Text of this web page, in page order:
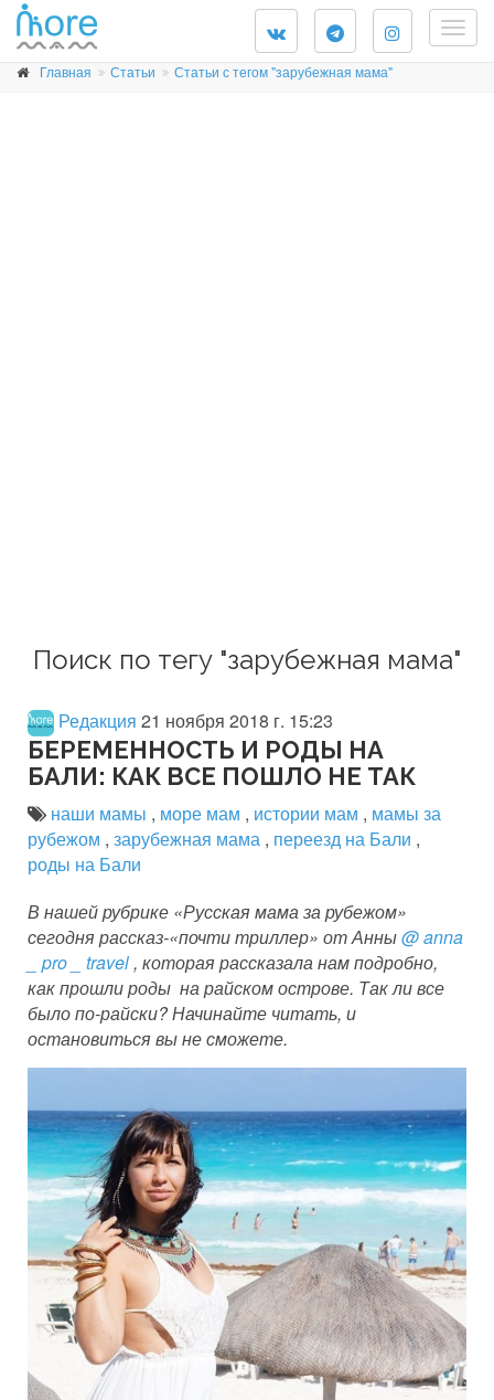
Главная Статьи Статьи с тегом "зарубежная мама"
Поиск по тегу "зарубежная мама"
Редакция 21 ноября 2018 г. 15:23
БЕРЕМЕННОСТЬ И РОДЫ НА
БАЛИ: КАК ВСЕ ПОШЛО НЕ ТАК
наши мамы , море мам , истории мам , мамы за
рубежом , зарубежная мама , переезд на Бали ,
роды на Бали
В нашей рубрике «Русская мама за рубежом»
сегодня рассказ-«почти триллер» от Анны@anna
pro travel, которая рассказала нам подробно,
как прошли роды на райском острове. Так ли все
было по-райски? Начинайте читать, и
остановиться вы не сможете.